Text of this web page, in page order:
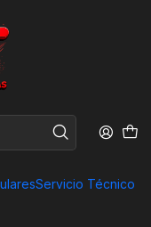
Servicio Técnico